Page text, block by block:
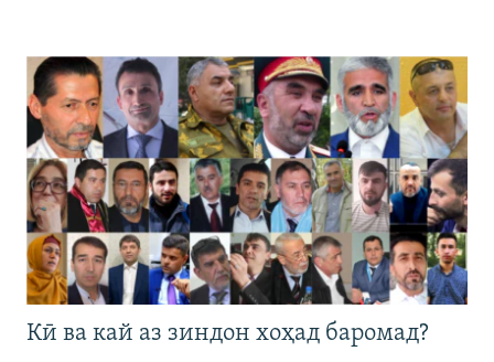
Кӣ ва кай аз зиндон хоҳад баромад?